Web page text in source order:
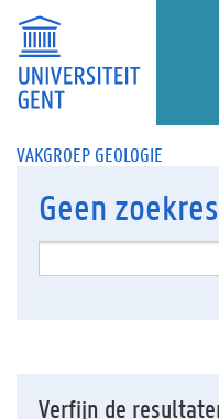
VAKGROEP GEOLOGIE
Geen
Verfijn de